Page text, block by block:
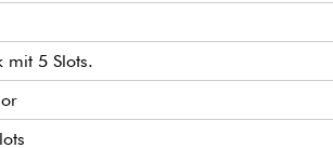
mit 5 Slots.